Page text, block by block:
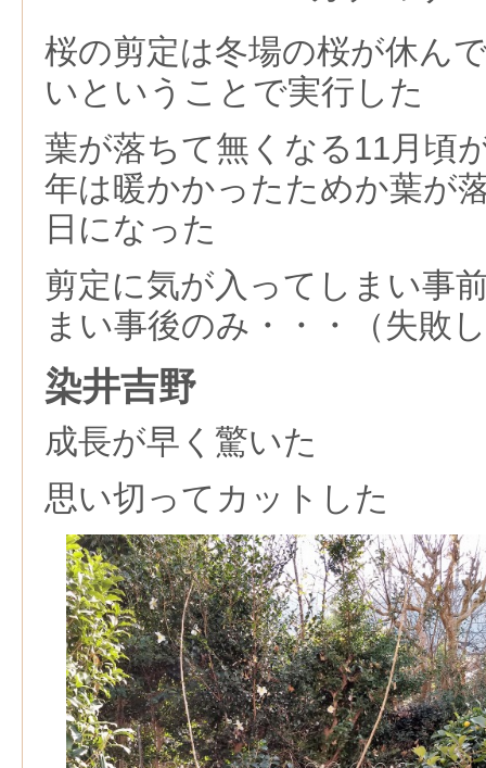
桜の剪定は冬場の桜が休ん
いということで実行した
葉が落ちて無くなる11月頃
年は暖かかったためか葉が
日になった
剪定に気が入ってしまい事
まい事後のみ・・・（失敗
染井吉野
成長が早く驚いた
思い切ってカットした